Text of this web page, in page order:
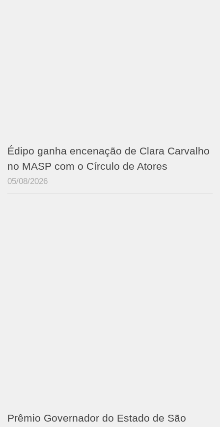
Édipo ganha encenação de Clara Carvalho
no MASP com o Círculo de Atores
05/08/2026
Prêmio Governador do Estado de São